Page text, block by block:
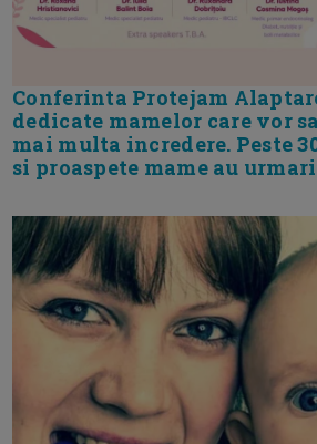
Conferinta Protejam
dedicate mamelor care vor
mai multa incredere. Peste
si proaspete mame au